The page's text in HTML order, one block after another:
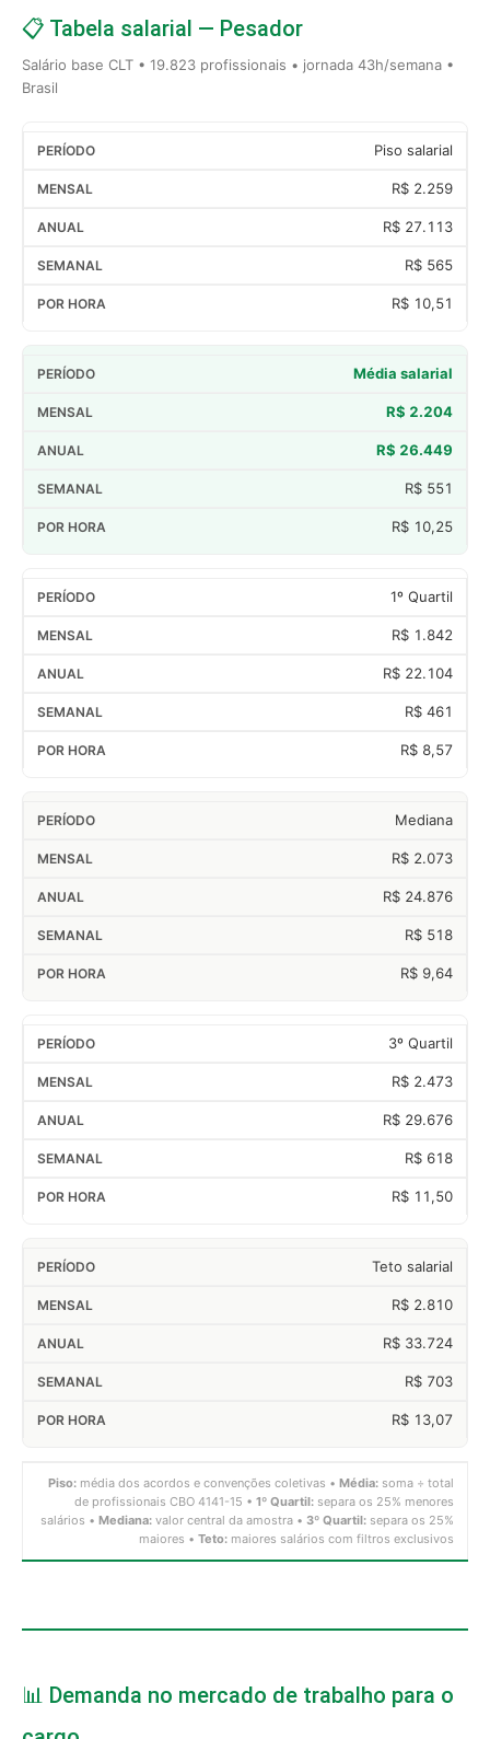
📋 Tabela salarial — Pesador
Salário base CLT • 19.823 profissionais • jornada 43h/semana •
Brasil
Piso salarial
R$ 2.259
R$ 27.113
R$ 565
R$ 10,51
Média salarial
R$ 2.204
R$ 26.449
R$ 551
R$ 10,25
1º Quartil
R$ 1.842
R$ 22.104
R$ 461
R$ 8,57
Mediana
R$ 2.073
R$ 24.876
R$ 518
R$ 9,64
3º Quartil
R$ 2.473
R$ 29.676
R$ 618
R$ 11,50
Teto salarial
R$ 2.810
R$ 33.724
R$ 703
R$ 13,07
Piso: média dos acordos e convenções coletivas • Média: soma ÷ total
de profissionais CBO 4141-15 • 1º Quartil: separa os 25% menores
salários • Mediana: valor central da amostra • 3º Quartil: separa os 25%
maiores • Teto: maiores salários com filtros exclusivos
📊 Demanda no mercado de trabalho para o